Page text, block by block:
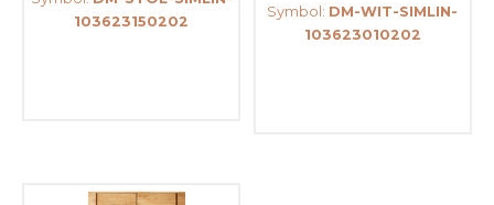
103623150202
Symbol: DM-WIT-SIMLIN-
103623010202